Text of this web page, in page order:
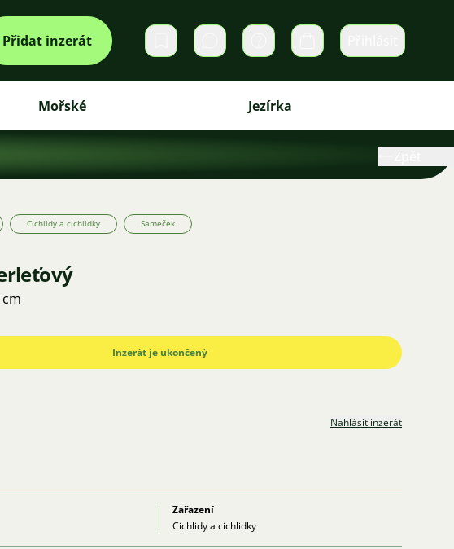
Přidat inzerát Soukromé zprávy Košík
Mořské Jezírka
Cichlidy a cichlidky Sameček
Inzerát je ukončený
Nahlásit inzerát
Zařazení
Cichlidy a cichlidky